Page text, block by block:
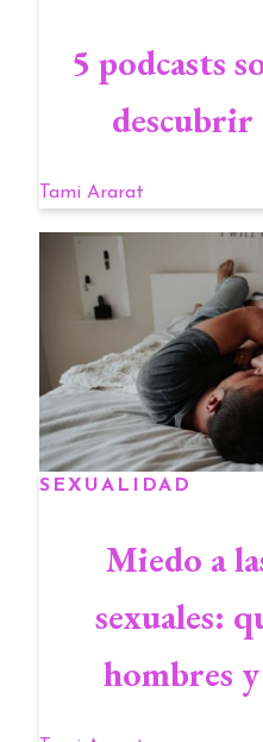
5 podcasts
Tami Ararat
SEXUALIDAD
Miedo a
sexuales:
hombres